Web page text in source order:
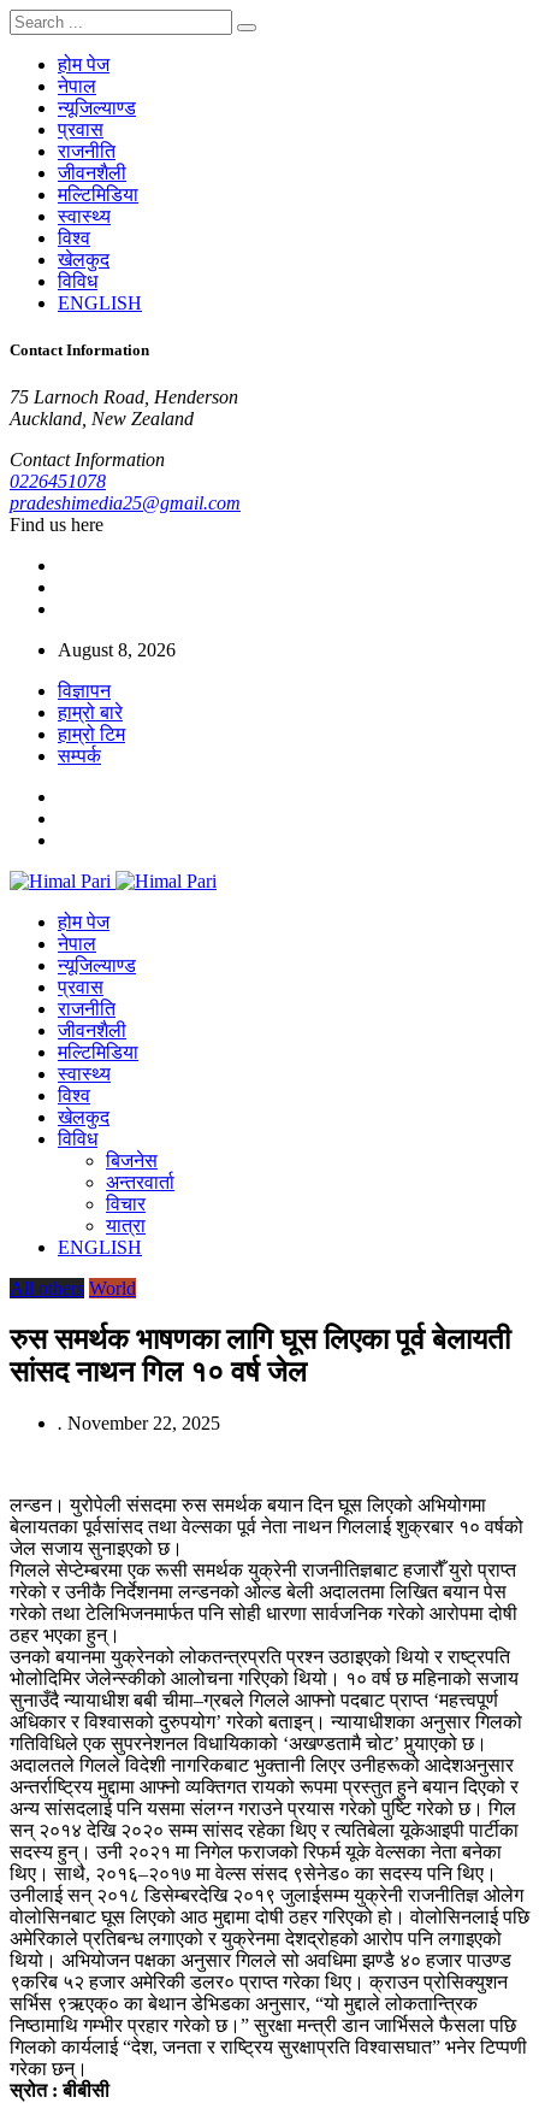
होम पेज
नेपाल
न्यूजिल्याण्ड
प्रवास
राजनीति
जीवनशैली
मल्टिमिडिया
स्वास्थ्य
विश्व
खेलकुद
विविध
ENGLISH
Contact Information
75 Larnoch Road, Henderson
Auckland, New Zealand
Contact Information
0226451078
pradeshimedia25@gmail.com
Find us here
August 8, 2026
विज्ञापन
हाम्रो बारे
हाम्रो टिम
सम्पर्क
होम पेज
नेपाल
न्यूजिल्याण्ड
प्रवास
राजनीति
जीवनशैली
मल्टिमिडिया
स्वास्थ्य
विश्व
खेलकुद
विविध
बिजनेस
अन्तरवार्ता
विचार
यात्रा
ENGLISH
All others World
रुस समर्थक भाषणका लागि घूस लिएका पूर्व बेलायती
सांसद नाथन गिल १० वर्ष जेल
. November 22, 2025
लन्डन। युरोपेली संसदमा रुस समर्थक बयान दिन घूस लिएको अभियोगमा
बेलायतका पूर्वसांसद तथा वेल्सका पूर्व नेता नाथन गिललाई शुक्रबार १० वर्षको
जेल सजाय सुनाइएको छ।
गिलले सेप्टेम्बरमा एक रूसी समर्थक युक्रेनी राजनीतिज्ञबाट हजारौँ युरो प्राप्त
गरेको र उनीकै निर्देशनमा लन्डनको ओल्ड बेली अदालतमा लिखित बयान पेस
गरेको तथा टेलिभिजनमार्फत पनि सोही धारणा सार्वजनिक गरेको आरोपमा दोषी
ठहर भएका हुन्।
उनको बयानमा युक्रेनको लोकतन्त्रप्रति प्रश्न उठाइएको थियो र राष्ट्रपति
भोलोदिमिर जेलेन्स्कीको आलोचना गरिएको थियो। १० वर्ष छ महिनाको सजाय
सुनाउँदै न्यायाधीश बबी चीमा–ग्रबले गिलले आफ्नो पदबाट प्राप्त ‘महत्त्वपूर्ण
अधिकार र विश्वासको दुरुपयोग’ गरेको बताइन्। न्यायाधीशका अनुसार गिलको
गतिविधिले एक सुपरनेशनल विधायिकाको ‘अखण्डतामै चोट’ पुर्‍याएको छ।
अदालतले गिलले विदेशी नागरिकबाट भुक्तानी लिएर उनीहरूको आदेशअनुसार
अन्तर्राष्ट्रिय मुद्दामा आफ्नो व्यक्तिगत रायको रूपमा प्रस्तुत हुने बयान दिएको र
अन्य सांसदलाई पनि यसमा संलग्न गराउने प्रयास गरेको पुष्टि गरेको छ। गिल
सन् २०१४ देखि २०२० सम्म सांसद रहेका थिए र त्यतिबेला यूकेआइपी पार्टीका
सदस्य हुन्। उनी २०२१ मा निगेल फराजको रिफर्म यूके वेल्सका नेता बनेका
थिए। साथै, २०१६–२०१७ मा वेल्स संसद ९सेनेड० का सदस्य पनि थिए।
उनीलाई सन् २०१८ डिसेम्बरदेखि २०१९ जुलाईसम्म युक्रेनी राजनीतिज्ञ ओलेग
वोलोसिनबाट घूस लिएको आठ मुद्दामा दोषी ठहर गरिएको हो। वोलोसिनलाई पछि
अमेरिकाले प्रतिबन्ध लगाएको र युक्रेनमा देशद्रोहको आरोप पनि लगाइएको
थियो। अभियोजन पक्षका अनुसार गिलले सो अवधिमा झण्डै ४० हजार पाउण्ड
९करिब ५२ हजार अमेरिकी डलर० प्राप्त गरेका थिए। क्राउन प्रोसिक्युशन
सर्भिस ९ऋएक्० का बेथान डेभिडका अनुसार, “यो मुद्दाले लोकतान्त्रिक
निष्ठामाथि गम्भीर प्रहार गरेको छ।” सुरक्षा मन्त्री डान जार्भिसले फैसला पछि
गिलको कार्यलाई “देश, जनता र राष्ट्रिय सुरक्षाप्रति विश्वासघात” भनेर टिप्पणी
गरेका छन्।
स्रोत : बीबीसी